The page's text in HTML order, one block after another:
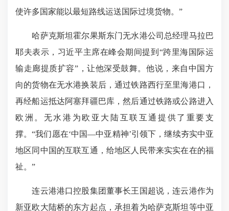
使许多国家能以最短路线运送国际过境货物。”
哈萨克斯坦霍尔果斯东门无水港公司总经理马拉巴
耶夫表示，习近平主席在峰会期间提到“跨里海国际运
输走廊提质扩容”，让他深受鼓舞。他说，来自中国方
向的货物在无水港换装后，通过铁路西行至里海港口，
再经船运抵达阿塞拜疆巴库，然后通过铁路或公路进入
欧洲。无水港为欧亚大陆互联互通提供了重要支
撑。“我们愿在‘中国—中亚精神’引领下，继续夯实中亚
地区同中国的互联互通，给地区人民带来实实在在的福
祉。”
连云港港口控股集团董事长王国超说，连云港作为
新亚欧大陆桥的东方起点，承担着为哈萨克斯坦等中亚